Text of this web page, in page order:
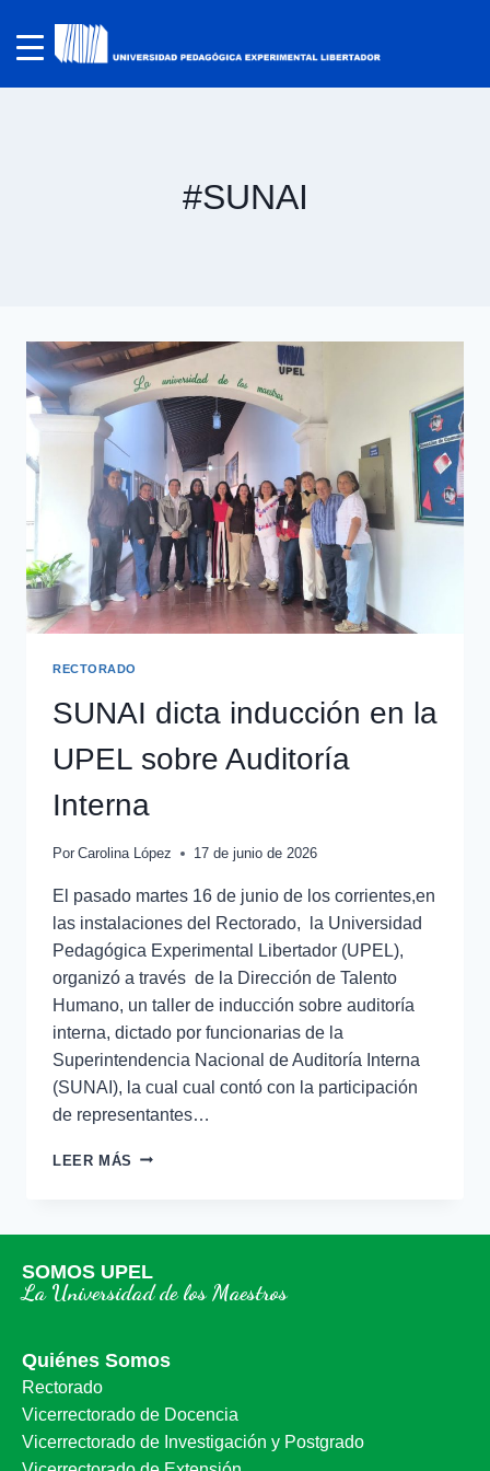
#SUNAI
RECTORADO
SUNAI dicta inducción en la
UPEL sobre Auditoría
Interna
Por Carolina López 17 de junio de 2026
El pasado martes 16 de junio de los corrientes,en
las instalaciones del Rectorado, la Universidad
Pedagógica Experimental Libertador (UPEL),
organizó a través de la Dirección de Talento
Humano, un taller de inducción sobre auditoría
interna, dictado por funcionarias de la
Superintendencia Nacional de Auditoría Interna
(SUNAI), la cual cual contó con la participación
de representantes…
LEER MÁS
SOMOS UPEL
La Universidad de los Maestros
Quiénes Somos
Rectorado
Vicerrectorado de Docencia
Vicerrectorado de Investigación y Postgrado